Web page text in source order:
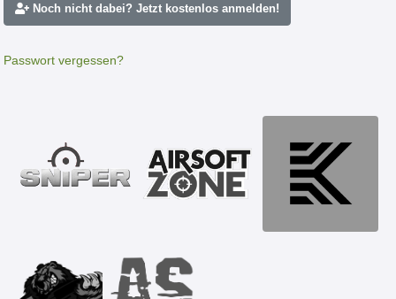
Noch nicht dabei? Jetzt kostenlos anmelden!
Passwort vergessen?